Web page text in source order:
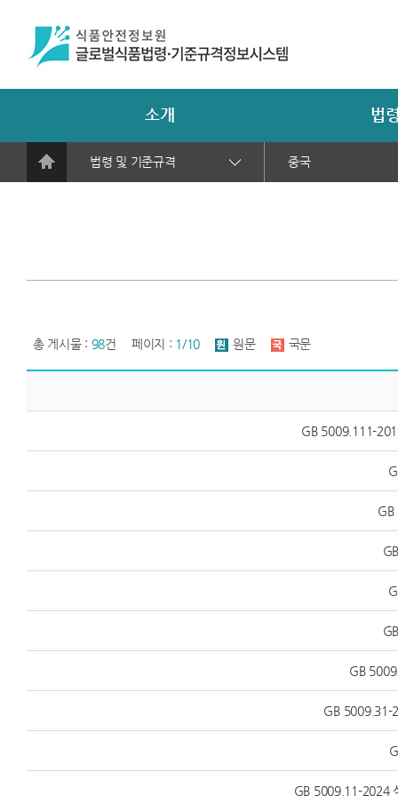
소개 법
법령 및 기준규격 중국
총 게시물 : 98건 페이지 : 1/10 원문 국문
GB 5009.111-
GB
GB
GB 5009.31-
GB 5009.11-2024